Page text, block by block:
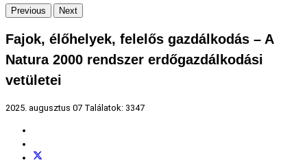
Previous Next
Fajok, élőhelyek, felelős gazdálkodás – A
Natura 2000 rendszer erdőgazdálkodási
vetületei
2025. augusztus 07 Találatok: 3347